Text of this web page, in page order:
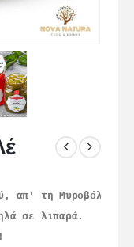
απ' τη Μυροβόλο
σε λιπαρά.